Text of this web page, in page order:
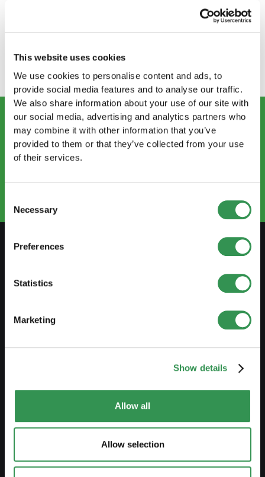
This website uses cookies
We use cookies to personalise content and ads, to
provide social media features and to analyse our traffic.
We also share information about your use of our site with
our social media, advertising and analytics partners who
may combine it with other information that you’ve
provided to them or that they’ve collected from your use
of their services.
Selection
Necessary
Preferences
Statistics
Marketing
Show details
Allow all
Allow selection
Startups.ch ein breites Netzwerk an
Treuhand-Partnern zur Verfügung)
Schutz von Firmenname und Logo)
KONTAKTIEREN SIE UNS
+41 52 269 30 80
GRÜNDEN